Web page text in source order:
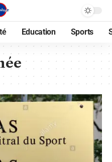
Education Sports